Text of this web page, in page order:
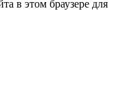
в этом браузере для